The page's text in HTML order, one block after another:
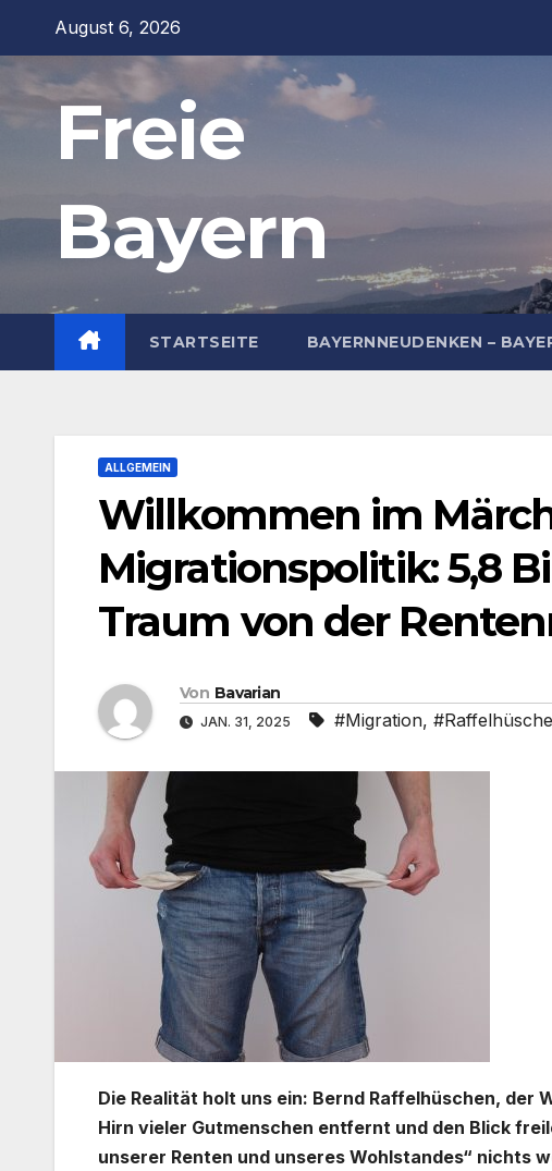
springen
August 6, 2026
Freie
Bayern
STARTSEITE BAYERNNEUDENKEN –
ALLGEMEIN
Willkommen im
Migrationspolitik: 5,8
Traum von der
Von Bavarian
JAN. 31, 2025 #Migration,
Die Realität holt uns ein: Bernd Raffelhüschen,
Hirn vieler Gutmenschen entfernt und den Blick
unserer Renten und unseres Wohlstandes“ nichts